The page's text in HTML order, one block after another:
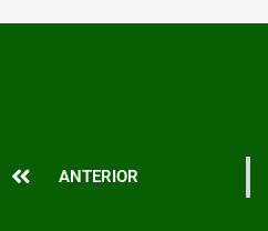
ANTERIOR